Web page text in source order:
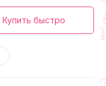
Купить быстро